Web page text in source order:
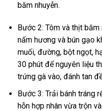
băm nhuyễn.
Bước 2: Tôm và thịt
nấm hương và bún gạo
muối, đường, bột ngọt,
30 phút để nguyên liệu
trứng gà vào, đánh tan
Bước 3: Trải bánh tráng
hỗn hợp nhân vừa trộn